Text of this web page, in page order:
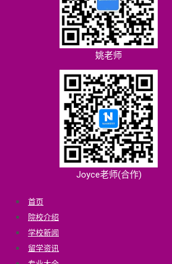
姚老师
Joyce老师(合作)
首页
院校介绍
学校新闻
留学资讯